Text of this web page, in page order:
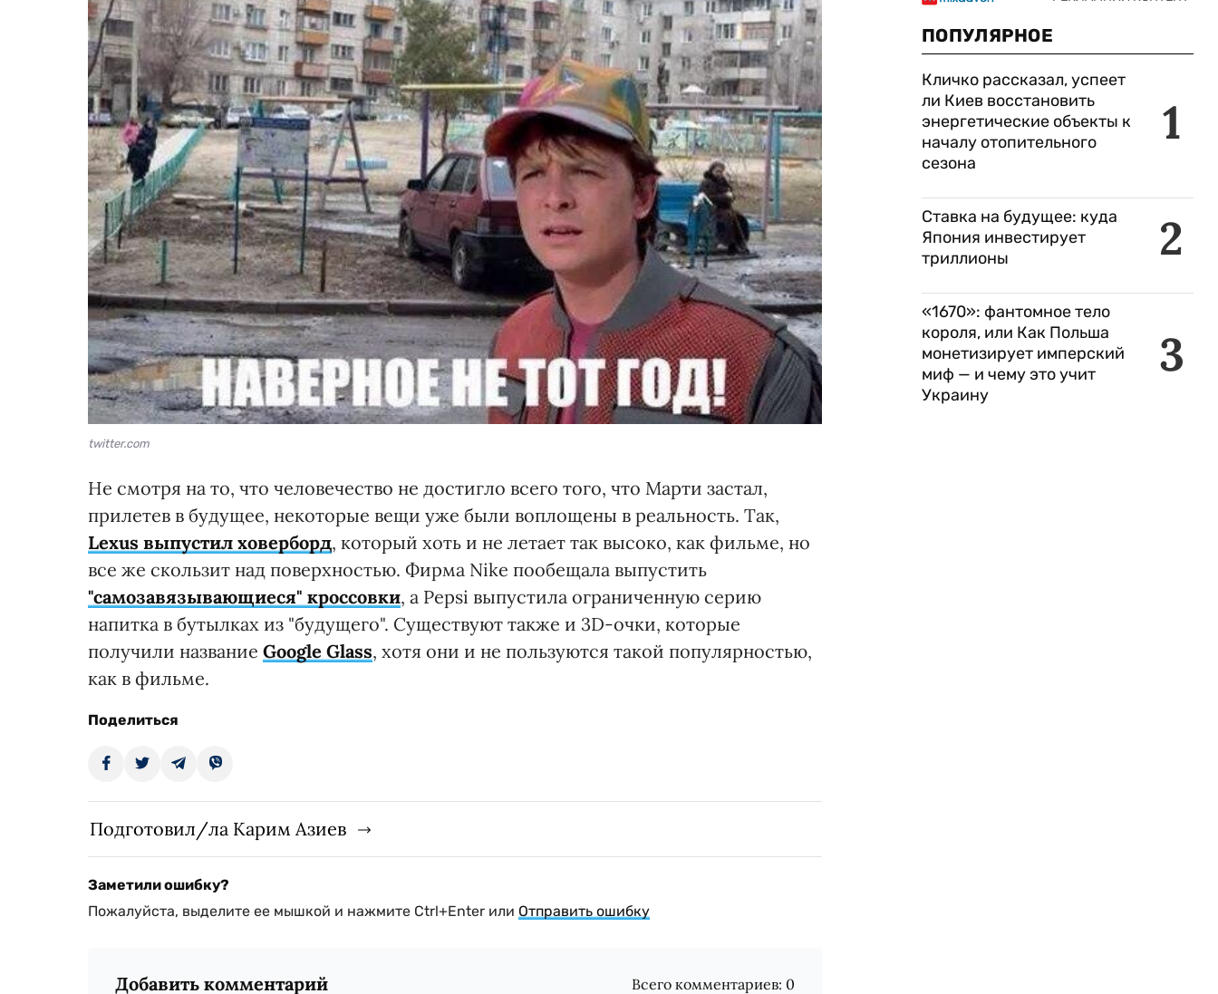
twitter.com
Не смотря на то, что человечество не достигло всего того, что Марти застал,
прилетев в будущее, некоторые вещи уже были воплощены в реальность. Так,
Lexus выпустил ховерборд, который хоть и не летает так высоко, как фильме, но
все же скользит над поверхностью. Фирма Nike пообещала выпустить
"самозавязывающиеся" кроссовки, а Pepsi выпустила ограниченную серию
напитка в бутылках из "будущего". Существуют также и 3D-очки, которые
получили название Google Glass, хотя они и не пользуются такой популярностью,
как в фильме.
Поделиться
Подготовил/ла Карим Азиев
Заметили ошибку?
Пожалуйста, выделите ее мышкой и нажмите Ctrl+Enter или Отправить ошибку
Добавить комментарий Всего комментариев: 0
ПОПУЛЯРНОЕ
1
Кличко рассказал, успеет
ли Киев восстановить
энергетические объекты к
началу отопительного
сезона
2
Ставка на будущее: куда
Япония инвестирует
триллионы
3
«1670»: фантомное тело
короля, или Как Польша
монетизирует имперский
миф — и чему это учит
Украину